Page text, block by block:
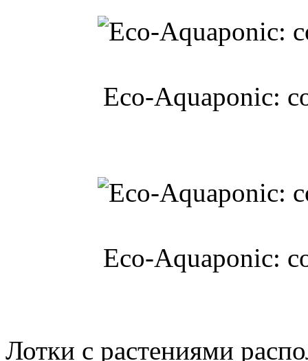
Eco-Aquaponic:
Eco-Aquaponic:
Лотки с растениями